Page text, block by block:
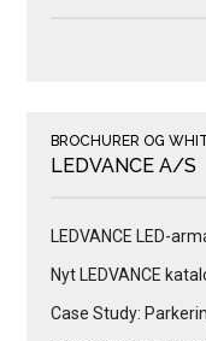
BROCHURER OG
LEDVANCE A/S
LEDVANCE LED-
Nyt LEDVANCE
Case Study: